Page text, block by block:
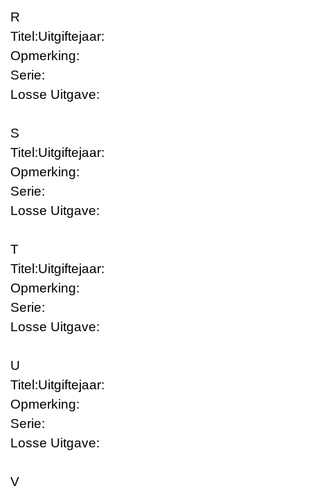
R
Titel:Uitgiftejaar:
Opmerking:
Serie:
Losse Uitgave:
S
Titel:Uitgiftejaar:
Opmerking:
Serie:
Losse Uitgave:
T
Titel:Uitgiftejaar:
Opmerking:
Serie:
Losse Uitgave:
U
Titel:Uitgiftejaar:
Opmerking:
Serie:
Losse Uitgave:
V